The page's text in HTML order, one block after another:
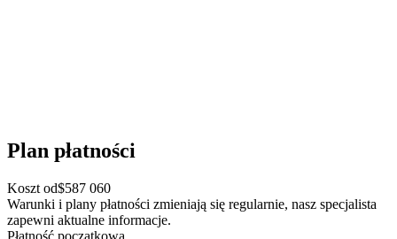
Plan płatności
Koszt od$587 060
Warunki i plany płatności zmieniają się regularnie, nasz specjalista
zapewni aktualne informacje.